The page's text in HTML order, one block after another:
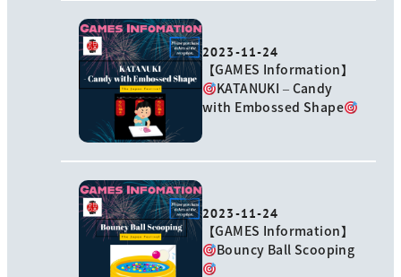
2023-11-24
【GAMES Information】
KATANUKI – Candy
with Embossed Shape
2023-11-24
【GAMES Information】
Bouncy Ball Scooping